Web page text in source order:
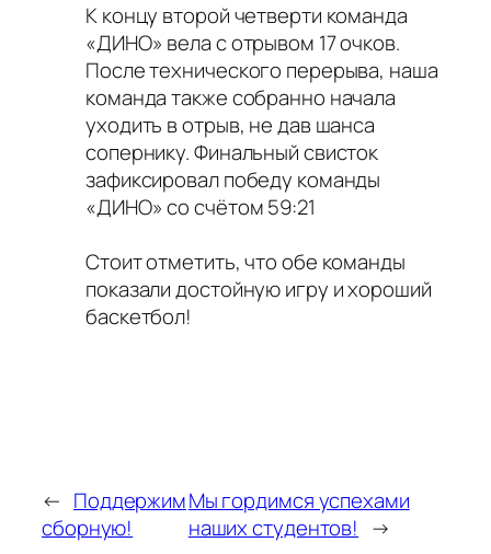
К концу второй четверти команда
«ДИНО» вела с отрывом 17 очков.
После технического перерыва, наша
команда также собранно начала
уходить в отрыв, не дав шанса
сопернику. Финальный свисток
зафиксировал победу команды
«ДИНО» со счётом 59:21
Стоит отметить, что обе команды
показали достойную игру и хороший
баскетбол!
← Поддержим
сборную!
Мы гордимся успехами
наших студентов! →